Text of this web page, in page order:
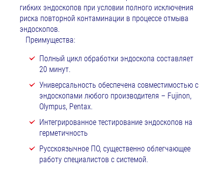
гибких эндоскопов при условии полного исключения
риска повторной контаминации в процессе отмыва
эндоскопов.
Преимущества:
Полный цикл обработки эндоскопа составляет
20 минут.
Универсальность обеспечена совместимостью с
эндоскопами любого производителя – Fujinon,
Olympus, Pentax.
Интегрированное тестирование эндоскопов на
герметичность
Русскоязычное ПО, существенно облегчающее
работу специалистов с системой.